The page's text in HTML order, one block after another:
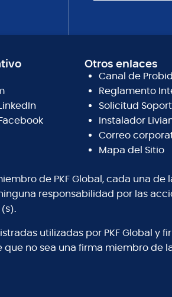
Otros enlaces
Canal de
Reglamento
Solicitud
Instalador
Correo
Mapa del Sitio
de PKF Global, cada una de
responsabilidad por las
utilizadas por PKF Global y
que no sea una firma miembro de